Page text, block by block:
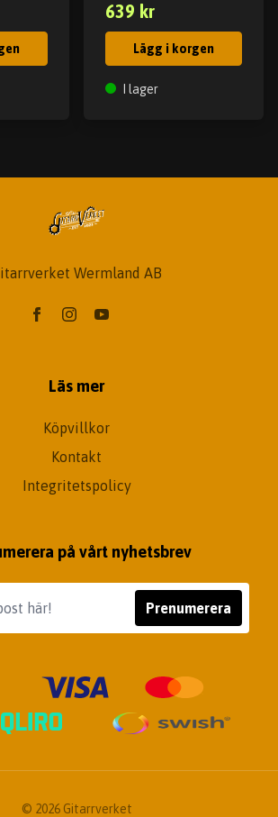
639 kr
Lägg i korgen
I lager
Wermland AB
Läs mer
Köpvillkor
Kontakt
Integritetspolicy
på vårt nyhetsbrev
Prenumerera
© 2026 Gitarrverket